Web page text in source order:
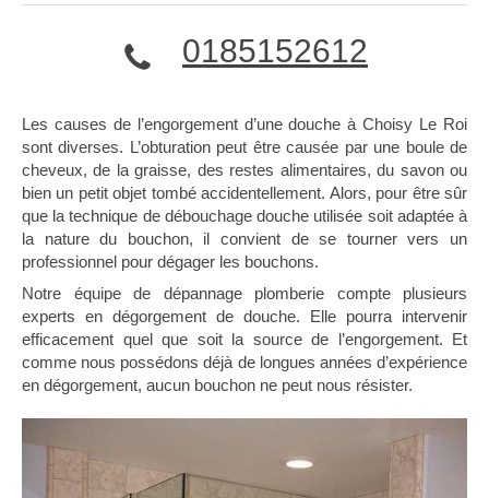
0185152612
Les causes de l’engorgement d’une douche à Choisy Le Roi
sont diverses. L’obturation peut être causée par une boule de
cheveux, de la graisse, des restes alimentaires, du savon ou
bien un petit objet tombé accidentellement. Alors, pour être sûr
que la technique de débouchage douche utilisée soit adaptée à
la nature du bouchon, il convient de se tourner vers un
professionnel pour dégager les bouchons.
Notre équipe de dépannage plomberie compte plusieurs
experts en dégorgement de douche. Elle pourra intervenir
efficacement quel que soit la source de l’engorgement. Et
comme nous possédons déjà de longues années d’expérience
en dégorgement, aucun bouchon ne peut nous résister.